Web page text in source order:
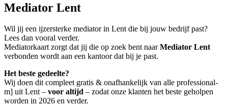
Mediator Lent
Wil jij een ijzersterke mediator in Lent die bij jouw bedrijf past?
Lees dan vooral verder.
Mediatorkaart zorgt dat jij die op zoek bent naarMediator Lent
verbonden wordt aan een kantoor dat bij je past.
Het beste gedeelte?
Wij doen dit compleet gratis & onafhankelijk van alle professional-
m] uit Lent – voor altijd – zodat onze klanten het beste geholpen
worden in 2026 en verder.